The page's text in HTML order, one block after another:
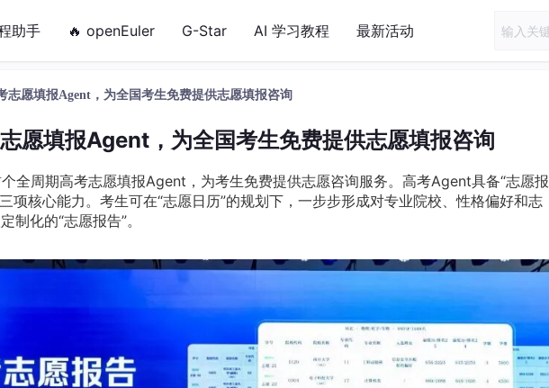
助手 🔥 openEuler G-Star AI 学习教程 最新活动
志愿填报Agent，为全国考生免费提供志愿填报咨询
愿填报Agent，为全国考生免费提供志愿填报咨询
全周期高考志愿填报Agent，为考生免费提供志愿咨询服务。高考Agent具备“志愿报
项核心能力。考生可在“志愿日历”的规划下，一步步形成对专业院校、性格偏好和志
制化的“志愿报告”。